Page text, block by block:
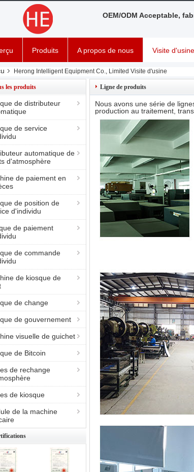
OEM/ODM Acceptable,
Produits A propos de nous Visite d'usine
Herong Intelligent Equipment Co., Limited Visite d'usine
les produits
de distributeur
de service
automatique de
d'atmosphère
de paiement en
de position de
d'individu
de paiement
de commande
de kiosque de
de change
de gouvernement
visuelle de guichet
de Bitcoin
de rechange
de kiosque
de la machine
Ligne de produits
Nous avons une série de
production au traitement,